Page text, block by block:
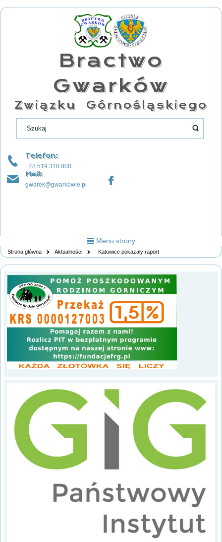
Bractwo
Gwarków
Związku Górnośląskiego
Telefon:
+48 519 318 800
Mail:
gwarek@gwarkowie.pl
Menu strony
Strona główna Aktualności Katowice pokazały raport